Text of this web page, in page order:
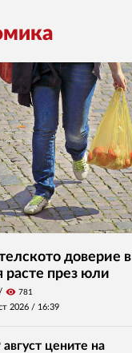
доверие в
расте през юли
visibility 781
2026 / 16:39
цените на